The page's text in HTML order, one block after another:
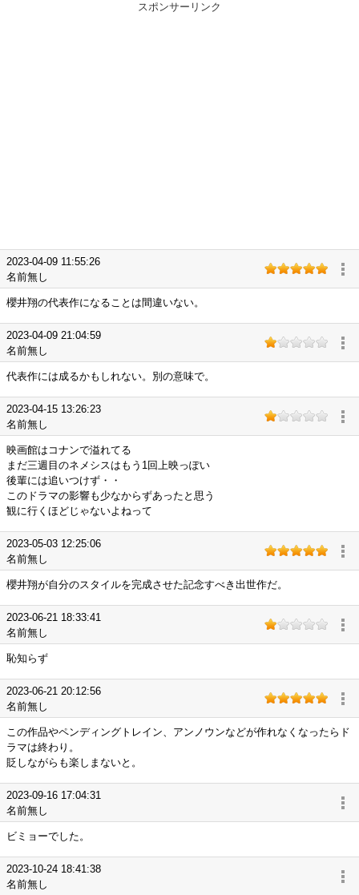
スポンサーリンク
2023-04-09 11:55:26
名前無し
櫻井翔の代表作になることは間違いない。
2023-04-09 21:04:59
名前無し
代表作には成るかもしれない。別の意味で。
2023-04-15 13:26:23
名前無し
映画館はコナンで溢れてる
まだ三週目のネメシスはもう1回上映っぽい
後輩には追いつけず・・
このドラマの影響も少なからずあったと思う
観に行くほどじゃないよねって
2023-05-03 12:25:06
名前無し
櫻井翔が自分のスタイルを完成させた記念すべき出世作だ。
2023-06-21 18:33:41
名前無し
恥知らず
2023-06-21 20:12:56
名前無し
この作品やペンディングトレイン、アンノウンなどが作れなくなったらド
ラマは終わり。
貶しながらも楽しまないと。
2023-09-16 17:04:31
名前無し
ビミョーでした。
2023-10-24 18:41:38
名前無し